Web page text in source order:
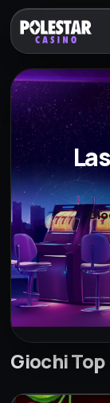
Giochi Top